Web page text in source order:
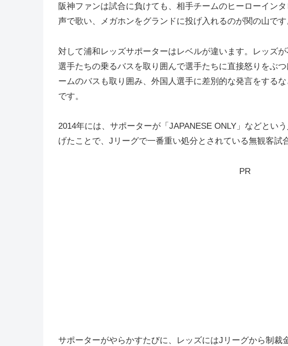
阪神ファンは試合に負けても、相手チームのヒーローイン
声で歌い、メガホンをグランドに投げ入れるのが関の山です
対して浦和レッズサポーターはレベルが違います。レッズ
選手たちの乗るバスを取り囲んで選手たちに直接怒りをぶ
ームのバスも取り囲み、外国人選手に差別的な発言をする
です。
2014年には、サポーターが「JAPANESE ONLY」などとい
げたことで、Jリーグで一番重い処分とされている無観客試
PR
サポーターがやらかすたびに、レッズにはJリーグから制裁